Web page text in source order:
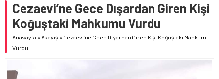
LGS TERCİH SONUÇLARI AÇIKLANDI
6.529,72
BİST
13.703,13
DOLAR
Cezaevi’ne Gece Dışardan Giren Kişi
Koğuştaki Mahkumu Vurdu
Anasayfa »Asayiş » Cezaevi’ne Gece Dışardan Giren Kişi Koğuştaki Mahkumu
Vurdu